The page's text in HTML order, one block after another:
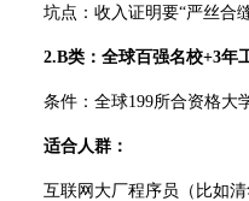
坑点：收入证明要“严丝合缝
2.B类：全球百强名校+3年
条件：全球199所合资格大学
适合人群：
互联网大厂程序员（比如清